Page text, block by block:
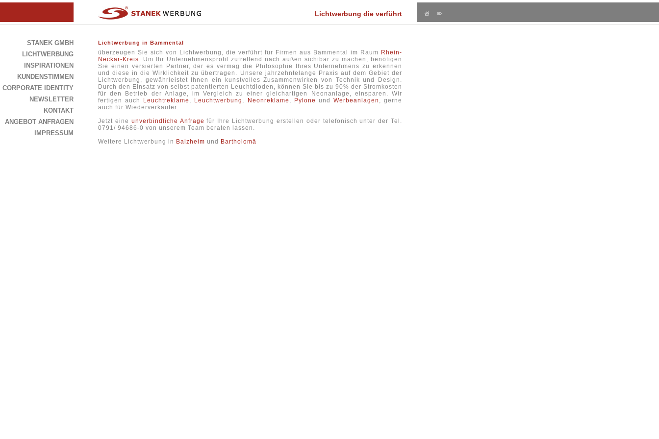
Lichtwerbung die verführt
STANEK GMBH
LICHTWERBUNG
INSPIRATIONEN
KUNDENSTIMMEN
CORPORATE IDENTITY
NEWSLETTER
KONTAKT
ANGEBOT ANFRAGEN
IMPRESSUM
Lichtwerbung in Bammental
überzeugen Sie sich von Lichtwerbung, die verführt für Firmen aus Bammental im Raum Rhein-
Neckar-Kreis. Um Ihr Unternehmensprofil zutreffend nach außen sichtbar zu machen, benötigen
Sie einen versierten Partner, der es vermag die Philosophie Ihres Unternehmens zu erkennen
und diese in die Wirklichkeit zu übertragen. Unsere jahrzehntelange Praxis auf dem Gebiet der
Lichtwerbung, gewährleistet Ihnen ein kunstvolles Zusammenwirken von Technik und Design.
Durch den Einsatz von selbst patentierten Leuchtdioden, können Sie bis zu 90% der Stromkosten
für den Betrieb der Anlage, im Vergleich zu einer gleichartigen Neonanlage, einsparen. Wir
fertigen auch
Leuchtreklame , Leuchtwerbung , Neonreklame , Pylone und Werbeanlagen , gerne
auch für Wiederverkäufer.
Jetzt eine unverbindliche Anfrage für Ihre Lichtwerbung erstellen oder telefonisch unter der Tel.
0791/ 94686-0 von unserem Team beraten lassen.
Weitere Lichtwerbung in Balzheim und Bartholomä